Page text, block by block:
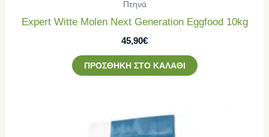
Πτηνά
Εxpert Witte Molen Next Generation Eggfood 10kg
45,90€
ΠΡΟΣΘΉΚΗ ΣΤΟ ΚΑΛΆΘΙ